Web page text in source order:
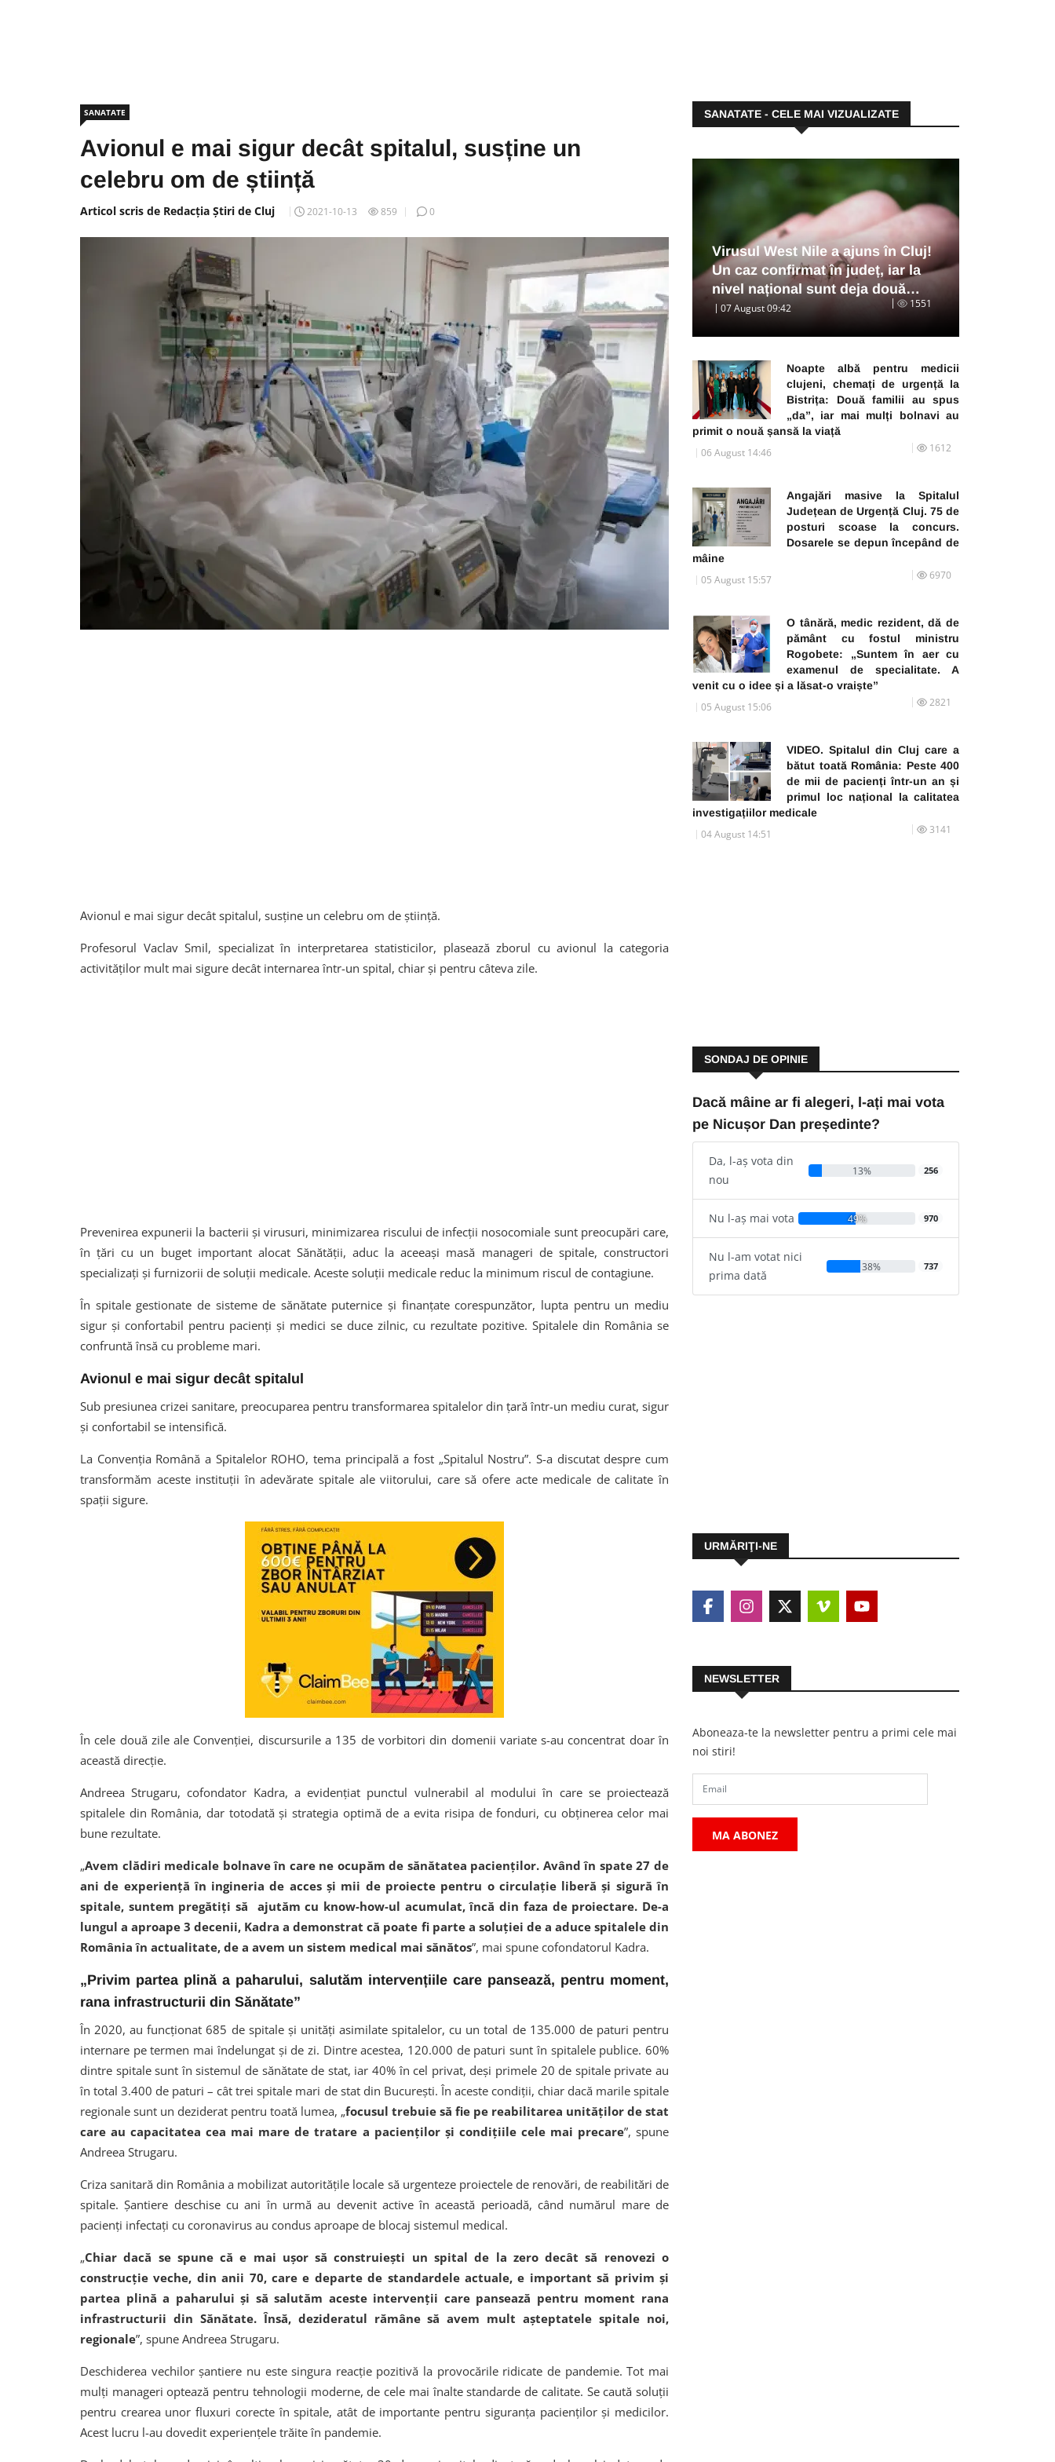
SANATATE
Avionul e mai sigur decât spitalul, susține un
celebru om de știință
Articol scris de Redacția Știri de Cluj 2021-10-13 859 0
Avionul e mai sigur decât spitalul, susține un celebru om de știință.
Profesorul Vaclav Smil, specializat în interpretarea statisticilor, plasează zborul cu avionul la categoria
activităților mult mai sigure decât internarea într-un spital, chiar și pentru câteva zile.
Prevenirea expunerii la bacterii și virusuri, minimizarea riscului de infecții nosocomiale sunt preocupări care,
în țări cu un buget important alocat Sănătății, aduc la aceeași masă manageri de spitale, constructori
specializați și furnizorii de soluții medicale. Aceste soluții medicale reduc la minimum riscul de contagiune.
În spitale gestionate de sisteme de sănătate puternice și finanțate corespunzător, lupta pentru un mediu
sigur și confortabil pentru pacienți și medici se duce zilnic, cu rezultate pozitive. Spitalele din România se
confruntă însă cu probleme mari.
Avionul e mai sigur decât spitalul
Sub presiunea crizei sanitare, preocuparea pentru transformarea spitalelor din țară într-un mediu curat, sigur
și confortabil se intensifică.
La Convenția Română a Spitalelor ROHO, tema principală a fost „Spitalul Nostru”. S-a discutat despre cum
transformăm aceste instituții în adevărate spitale ale viitorului, care să ofere acte medicale de calitate în
spații sigure.
În cele două zile ale Convenției, discursurile a 135 de vorbitori din domenii variate s-au concentrat doar în
această direcție.
Andreea Strugaru, cofondator Kadra, a evidențiat punctul vulnerabil al modului în care se proiectează
spitalele din România, dar totodată și strategia optimă de a evita risipa de fonduri, cu obținerea celor mai
bune rezultate.
„Avem clădiri medicale bolnave în care ne ocupăm de sănătatea pacienților. Având în spate 27 de
ani de experiență în ingineria de acces și mii de proiecte pentru o circulație liberă și sigură în
spitale, suntem pregătiți să ajutăm cu know-how-ul acumulat, încă din faza de proiectare. De-a
lungul a aproape 3 decenii, Kadra a demonstrat că poate fi parte a soluției de a aduce spitalele din
România în actualitate, de a avem un sistem medical mai sănătos”, mai spune cofondatorul Kadra.
„Privim partea plină a paharului, salutăm intervențiile care pansează, pentru moment,
rana infrastructurii din Sănătate”
În 2020, au funcționat 685 de spitale și unități asimilate spitalelor, cu un total de 135.000 de paturi pentru
internare pe termen mai îndelungat și de zi. Dintre acestea, 120.000 de paturi sunt în spitalele publice. 60%
dintre spitale sunt în sistemul de sănătate de stat, iar 40% în cel privat, deși primele 20 de spitale private au
în total 3.400 de paturi – cât trei spitale mari de stat din Bucureşti. În aceste condiții, chiar dacă marile spitale
regionale sunt un deziderat pentru toată lumea, „focusul trebuie să fie pe reabilitarea unităților de stat
care au capacitatea cea mai mare de tratare a pacienților și condițiile cele mai precare”, spune
Andreea Strugaru.
Criza sanitară din România a mobilizat autoritățile locale să urgenteze proiectele de renovări, de reabilitări de
spitale. Șantiere deschise cu ani în urmă au devenit active în această perioadă, când numărul mare de
pacienți infectați cu coronavirus au condus aproape de blocaj sistemul medical.
„Chiar dacă se spune că e mai ușor să construiești un spital de la zero decât să renovezi o
construcție veche, din anii 70, care e departe de standardele actuale, e important să privim și
partea plină a paharului și să salutăm aceste intervenții care pansează pentru moment rana
infrastructurii din Sănătate. Însă, dezideratul rămâne să avem mult așteptatele spitale noi,
regionale”, spune Andreea Strugaru.
Deschiderea vechilor șantiere nu este singura reacție pozitivă la provocările ridicate de pandemie. Tot mai
mulți manageri optează pentru tehnologii moderne, de cele mai înalte standarde de calitate. Se caută soluții
pentru crearea unor fluxuri corecte în spitale, atât de importante pentru siguranța pacienților și medicilor.
Acest lucru l-au dovedit experiențele trăite în pandemie.
SANATATE - CELE MAI VIZUALIZATE
Virusul West Nile a ajuns în Cluj!
Un caz confirmat în județ, iar la
nivel național sunt deja două…
07 August 09:42 1551
Noapte albă pentru medicii
clujeni, chemați de urgență la
Bistrița: Două familii au spus
„da”, iar mai mulți bolnavi au
primit o nouă șansă la viață
06 August 14:46 1612
Angajări masive la Spitalul
Județean de Urgență Cluj. 75 de
posturi scoase la concurs.
Dosarele se depun începând de
mâine
05 August 15:57 6970
O tânără, medic rezident, dă de
pământ cu fostul ministru
Rogobete: „Suntem în aer cu
examenul de specialitate. A
venit cu o idee și a lăsat-o vraiște”
05 August 15:06 2821
VIDEO. Spitalul din Cluj care a
bătut toată România: Peste 400
de mii de pacienți într-un an și
primul loc național la calitatea
investigațiilor medicale
04 August 14:51 3141
SONDAJ DE OPINIE
Dacă mâine ar fi alegeri, l-ați mai vota
pe Nicușor Dan președinte?
Da, l-aș vota din
nou
13% 256
Nu l-aș mai vota 49% 970
Nu l-am votat nici
prima dată
38% 737
URMĂRIŢI-NE
NEWSLETTER
Aboneaza-te la newsletter pentru a primi cele mai
noi stiri!
MA ABONEZ